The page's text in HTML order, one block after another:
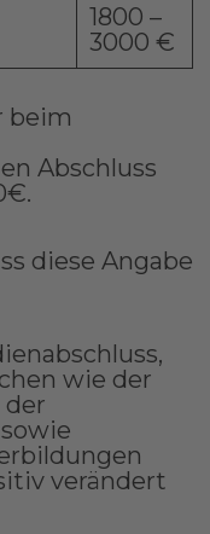
1800 –
3000 €
beim
Abschluss
diese Angabe
wie der
verändert